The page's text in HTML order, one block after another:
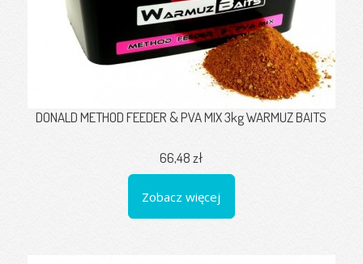
DONALD METHOD FEEDER & PVA MIX 3kg WARMUZ BAITS
66,48 zł
Zobacz więcej